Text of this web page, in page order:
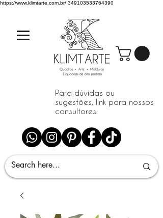
https://www.klimtarte.com.br/ 349103533764390
Para dúvidas ou
sugestões, link para nossos
consultores.